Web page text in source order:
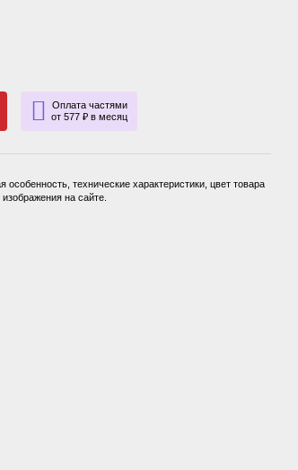
Оплата частями
от 577 ₽ в месяц
особенность, технические характеристики, цвет товара
на сайте.